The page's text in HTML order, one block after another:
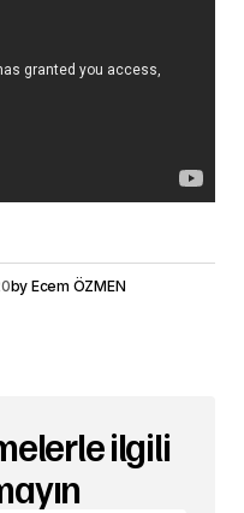
by Ecem ÖZMEN
ilgili